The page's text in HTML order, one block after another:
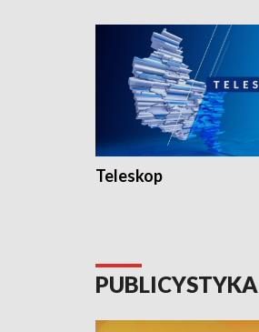
Teleskop
PUBLICYSTYKA